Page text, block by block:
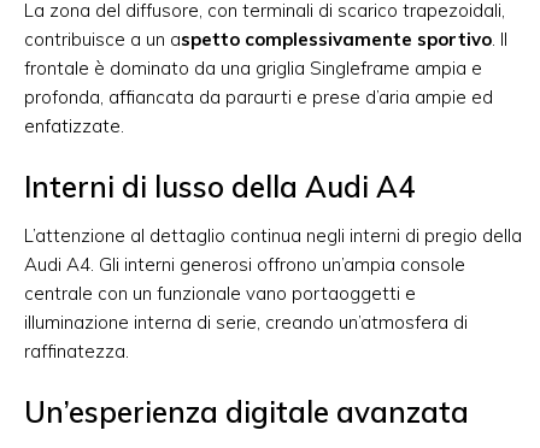
La zona del diffusore, con terminali di scarico trapezoidali,
contribuisce a un aspetto complessivamente sportivo. Il
frontale è dominato da una griglia Singleframe ampia e
profonda, affiancata da paraurti e prese d’aria ampie ed
enfatizzate.
Interni di lusso della Audi A4
L’attenzione al dettaglio continua negli interni di pregio della
Audi A4. Gli interni generosi offrono un’ampia console
centrale con un funzionale vano portaoggetti e
illuminazione interna di serie, creando un’atmosfera di
raffinatezza.
Un’esperienza digitale avanzata